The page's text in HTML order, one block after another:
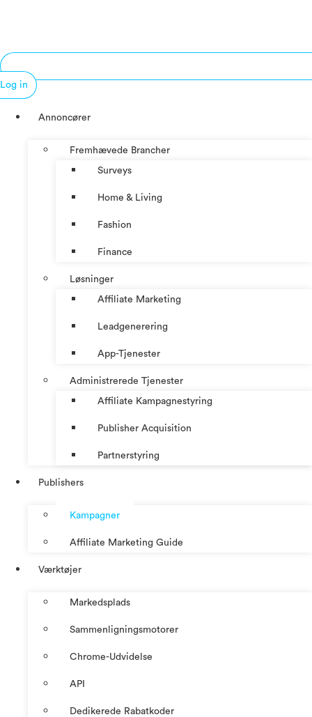
Log in
Annoncører
Fremhævede Brancher
Surveys
Home & Living
Fashion
Finance
Løsninger
Affiliate Marketing
Leadgenerering
App-Tjenester
Administrerede Tjenester
Affiliate Kampagnestyring
Publisher Acquisition
Partnerstyring
Publishers
Kampagner
Affiliate Marketing Guide
Værktøjer
Markedsplads
Sammenligningsmotorer
Chrome-Udvidelse
API
Dedikerede Rabatkoder